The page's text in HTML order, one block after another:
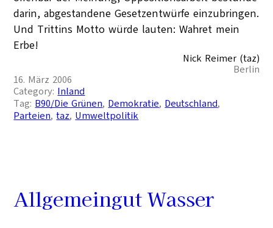
darin, abgestandene Gesetzentwürfe einzubringen.
Und Trittins Motto würde lauten: Wahret mein
Erbe!
Nick Reimer (taz)
Berlin
16. März 2006
Category: Inland
Tag: B90/Die Grünen, Demokratie, Deutschland
Parteien, taz, Umweltpolitik
Allgemeingut Wasser